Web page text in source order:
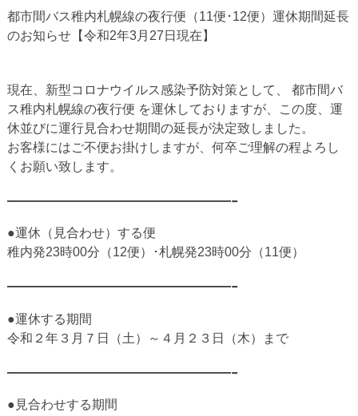
都市間バス稚内札幌線の夜行便（11便･12便）運休期間延長
のお知らせ【令和2年3月27日現在】
現在、新型コロナウイルス感染予防対策として、 都市間バ
ス稚内札幌線の夜行便 を運休しておりますが、この度、運
休並びに運行見合わせ期間の延長が決定致しました。
お客様にはご不便お掛けしますが、何卒ご理解の程よろし
くお願い致します。
——————————-
●運休（見合わせ）する便
稚内発23時00分（12便）･札幌発23時00分（11便）
——————————-
●運休する期間
令和２年３月７日（土）～４月２３日（木）まで
——————————-
●見合わせする期間